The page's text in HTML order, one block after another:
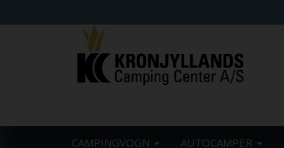
CAMPINGVOGN AUTOCAMPER